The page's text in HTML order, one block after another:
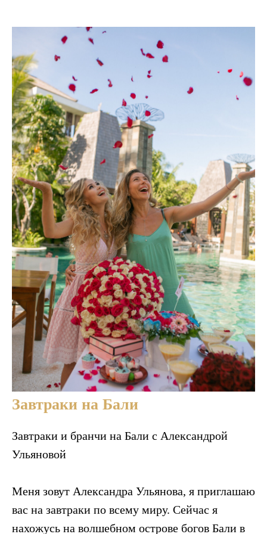
Завтраки на Бали
Завтраки и бранчи на Бали с Александрой
Ульяновой
Меня зовут Александра Ульянова, я приглашаю
вас на завтраки по всему миру. Сейчас я
нахожусь на волшебном острове богов Бали в